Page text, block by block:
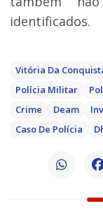
identificados.
Vitória Da
Polícia Militar
Crime
Deam
Caso De Polícia